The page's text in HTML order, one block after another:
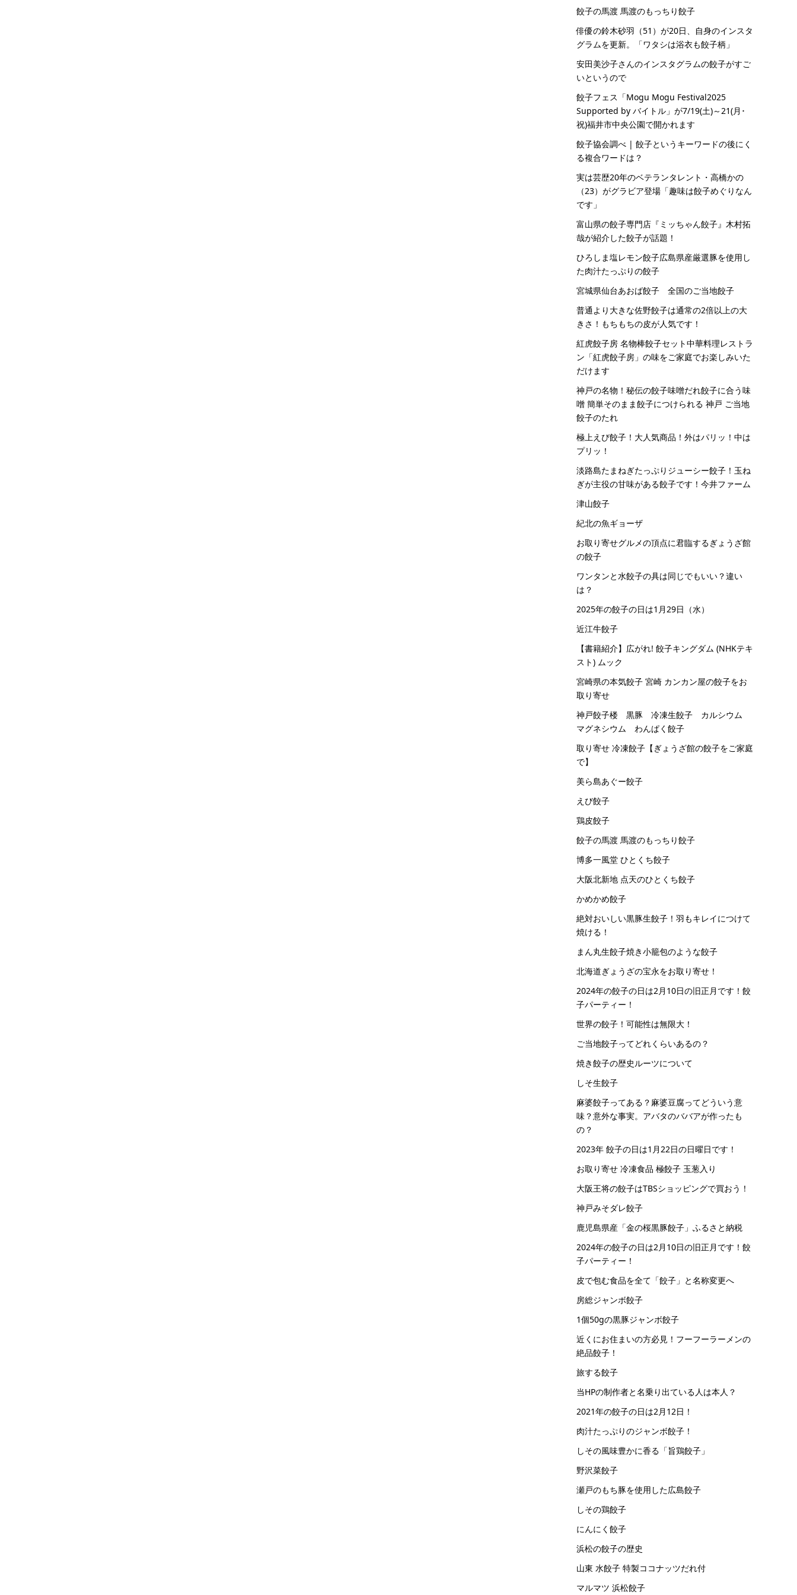
餃子の馬渡 馬渡のもっちり餃子
俳優の鈴木砂羽（51）が20日、自身のインスタ
グラムを更新。「ワタシは浴衣も餃子柄」
安田美沙子さんのインスタグラムの餃子がすご
いというので
餃子フェス「Mogu Mogu Festival2025
Supported by バイトル」が7/19(土)～21(月･
祝)福井市中央公園で開かれます
餃子協会調べ | 餃子というキーワードの後にく
る複合ワードは？
実は芸歴20年のベテランタレント・高橋かの
（23）がグラビア登場「趣味は餃子めぐりなん
です」
富山県の餃子専門店『ミッちゃん餃子』木村拓
哉が紹介した餃子が話題！
ひろしま塩レモン餃子広島県産厳選豚を使用し
た肉汁たっぷりの餃子
宮城県仙台あおば餃子 全国のご当地餃子
普通より大きな佐野餃子は通常の2倍以上の大
きさ！もちもちの皮が人気です！
紅虎餃子房 名物棒餃子セット中華料理レストラ
ン「紅虎餃子房」の味をご家庭でお楽しみいた
だけます
神戸の名物！秘伝の餃子味噌だれ餃子に合う味
噌 簡単そのまま餃子につけられる 神戸 ご当地
餃子のたれ
極上えび餃子！大人気商品！外はパリッ！中は
プリッ！
淡路島たまねぎたっぷりジューシー餃子！玉ね
ぎが主役の甘味がある餃子です！今井ファーム
津山餃子
紀北の魚ギョーザ
お取り寄せグルメの頂点に君臨するぎょうざ館
の餃子
ワンタンと水餃子の具は同じでもいい？違い
は？
2025年の餃子の日は1月29日（水）
近江牛餃子
【書籍紹介】広がれ! 餃子キングダム (NHKテキ
スト) ムック
宮崎県の本気餃子 宮崎 カンカン屋の餃子をお
取り寄せ
神戸餃子楼 黒豚 冷凍生餃子 カルシウム
マグネシウム わんぱく餃子
取り寄せ 冷凍餃子【ぎょうざ館の餃子をご家庭
で】
美ら島あぐー餃子
えび餃子
鶏皮餃子
餃子の馬渡 馬渡のもっちり餃子
博多一風堂 ひとくち餃子
大阪北新地 点天のひとくち餃子
かめかめ餃子
絶対おいしい黒豚生餃子！羽もキレイにつけて
焼ける！
まん丸生餃子焼き小籠包のような餃子
北海道ぎょうざの宝永をお取り寄せ！
2024年の餃子の日は2月10日の旧正月です！餃
子パーティー！
世界の餃子！可能性は無限大！
ご当地餃子ってどれくらいあるの？
焼き餃子の歴史ルーツについて
しそ生餃子
麻婆餃子ってある？麻婆豆腐ってどういう意
味？意外な事実。アバタのババアが作ったも
の？
2023年 餃子の日は1月22日の日曜日です！
お取り寄せ 冷凍食品 極餃子 玉葱入り
大阪王将の餃子はTBSショッピングで買おう！
神戸みそダレ餃子
鹿児島県産「金の桜黒豚餃子」ふるさと納税
2024年の餃子の日は2月10日の旧正月です！餃
子パーティー！
皮で包む食品を全て「餃子」と名称変更へ
房総ジャンボ餃子
1個50gの黒豚ジャンボ餃子
近くにお住まいの方必見！フーフーラーメンの
絶品餃子！
旅する餃子
当HPの制作者と名乗り出ている人は本人？
2021年の餃子の日は2月12日！
肉汁たっぷりのジャンボ餃子！
しその風味豊かに香る「旨鶏餃子」
野沢菜餃子
瀬戸のもち豚を使用した広島餃子
しその鶏餃子
にんにく餃子
浜松の餃子の歴史
山東 水餃子 特製ココナッツだれ付
マルマツ 浜松餃子